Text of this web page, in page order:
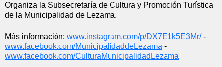
Organiza la Subsecretaría de Cultura y Promoción Turística
de la Municipalidad de Lezama.
Más información: www.instagram.com/p/DX7E1k5E3Mr/
www.facebook.com/MunicipalidaddeLezama
www.facebook.com/CulturaMunicipalidadLezama